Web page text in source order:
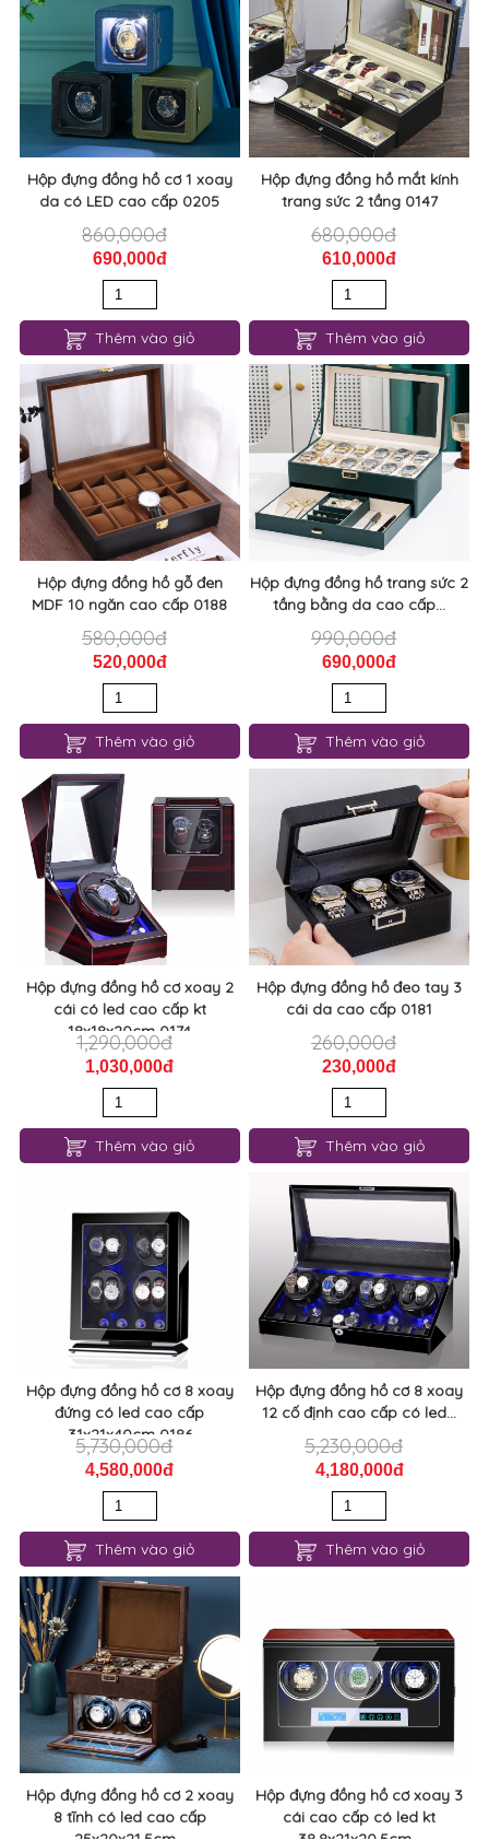
Hộp đựng đồng hồ cơ 1 xoay
da có LED cao cấp 0205
860,000đ
690,000đ
Thêm vào giỏ
Hộp đựng đồng hồ mắt kính
trang sức 2 tầng 0147
680,000đ
610,000đ
Thêm vào giỏ
Hộp đựng đồng hồ gỗ đen
MDF 10 ngăn cao cấp 0188
580,000đ
520,000đ
Thêm vào giỏ
Hộp đựng đồng hồ trang sức 2
tầng bằng da cao cấp...
990,000đ
690,000đ
Thêm vào giỏ
Hộp đựng đồng hồ cơ xoay 2
cái có led cao cấp kt
18x18x20cm 0174
1,290,000đ
1,030,000đ
Thêm vào giỏ
Hộp đựng đồng hồ đeo tay 3
cái da cao cấp 0181
260,000đ
230,000đ
Thêm vào giỏ
Hộp đựng đồng hồ cơ 8 xoay
đứng có led cao cấp
31x21x40cm 0186
5,730,000đ
4,580,000đ
Thêm vào giỏ
Hộp đựng đồng hồ cơ 8 xoay
12 cố định cao cấp có led...
5,230,000đ
4,180,000đ
Thêm vào giỏ
Hộp đựng đồng hồ cơ 2 xoay
8 tĩnh có led cao cấp
Hộp đựng đồng hồ cơ xoay 3
cái cao cấp có led kt